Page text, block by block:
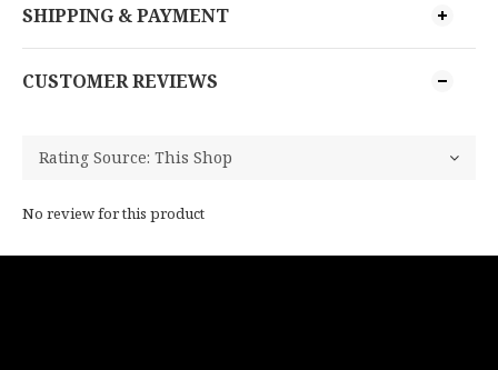
SHIPPING & PAYMENT
CUSTOMER REVIEWS
No review for this product